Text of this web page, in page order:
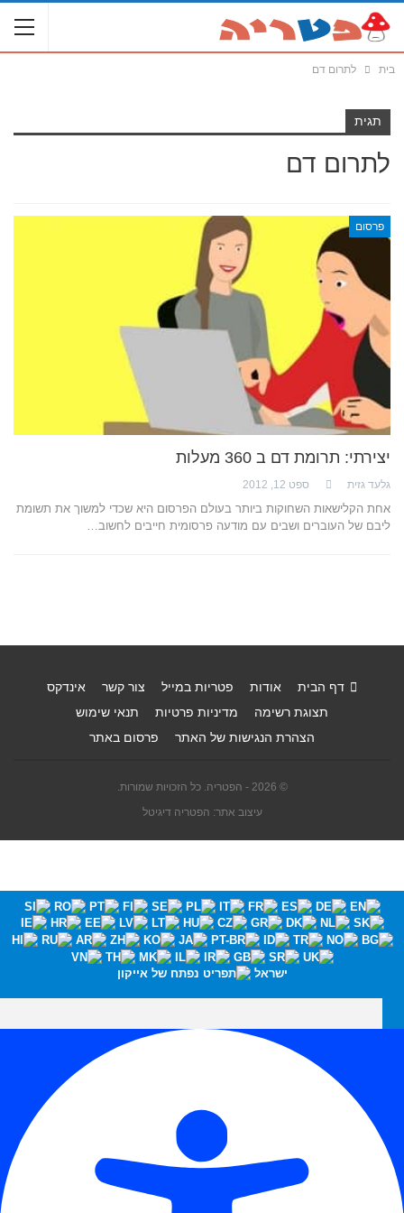
בית לתרום דם
תגית
לתרום דם
פרסום
יצירתי: תרומת דם ב 360 מעלות
גלעד גזית ספט 12, 2012
אחת הקלישאות השחוקות ביותר בעולם הפרסום היא שכדי למשוך את תשומת
ליבם של העוברים ושבים עם מודעה פרסומית חייבים לחשוב…
דף הבית אודות פטריות במייל צור קשר
אינדקס
תצוגת רשימה
מדיניות פרטיות
תנאי שימוש
הצהרת הנגישות של האתר
פרסום באתר
© 2026 - הפטריה. כל הזכויות שמורות.
עיצוב אתר: הפטריה דיגיטל
ישראל